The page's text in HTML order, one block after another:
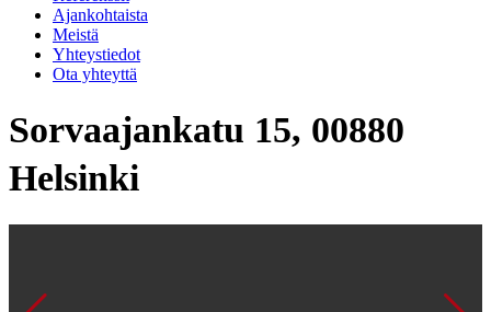
Ajankohtaista
Meistä
Yhteystiedot
Ota yhteyttä
Sorvaajankatu 15, 00880
Helsinki